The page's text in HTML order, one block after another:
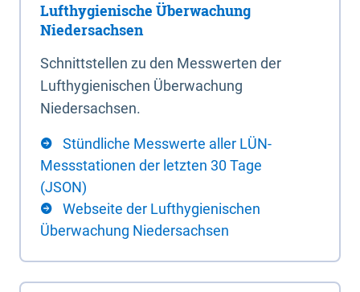
Lufthygienische Überwachung
Niedersachsen
Schnittstellen zu den Messwerten der
Lufthygienischen Überwachung
Niedersachsen.
Stündliche Messwerte aller LÜN-
Messstationen der letzten 30 Tage
(JSON)
Webseite der Lufthygienischen
Überwachung Niedersachsen